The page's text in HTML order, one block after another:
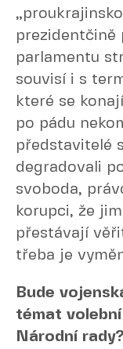
prezidentčině
parlamentu
souvisí i s
které se
po pádu
představitelé
degradovali
svoboda,
korupci, že
přestávají
třeba je
Bude
témat
Národní rady?